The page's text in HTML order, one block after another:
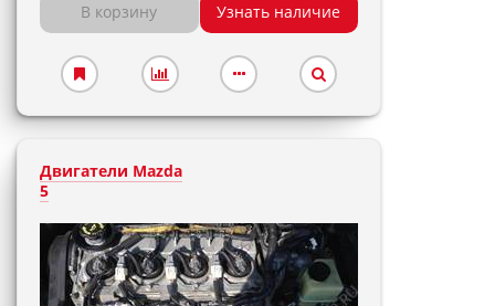
В корзину Узнать наличие
Двигатели Mazda
5